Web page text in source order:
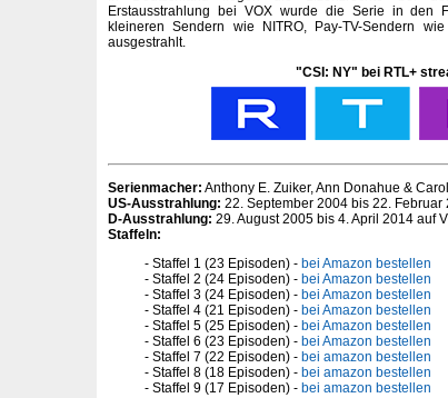
Erstausstrahlung bei VOX wurde die Serie in den
kleineren Sendern wie NITRO, Pay-TV-Sendern
ausgestrahlt.
"CSI: NY" bei RTL+
Serienmacher: Anthony E. Zuiker, Ann Donahue &
US-Ausstrahlung: 22. September 2004 bis 22. Februar
D-Ausstrahlung: 29. August 2005 bis 4. April 2014 auf
Staffeln:
Staffel 1 (23 Episoden) - bei Amazon bestellen
Staffel 2 (24 Episoden) - bei Amazon bestellen
Staffel 3 (24 Episoden) - bei Amazon bestellen
Staffel 4 (21 Episoden) - bei Amazon bestellen
Staffel 5 (25 Episoden) - bei Amazon bestellen
Staffel 6 (23 Episoden) - bei Amazon bestellen
Staffel 7 (22 Episoden) - bei amazon bestellen
Staffel 8 (18 Episoden) - bei amazon bestellen
Staffel 9 (17 Episoden) - bei amazon bestellen